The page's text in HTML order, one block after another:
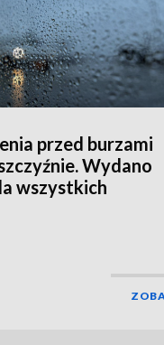
przed burzami
Wydano
wszystkich